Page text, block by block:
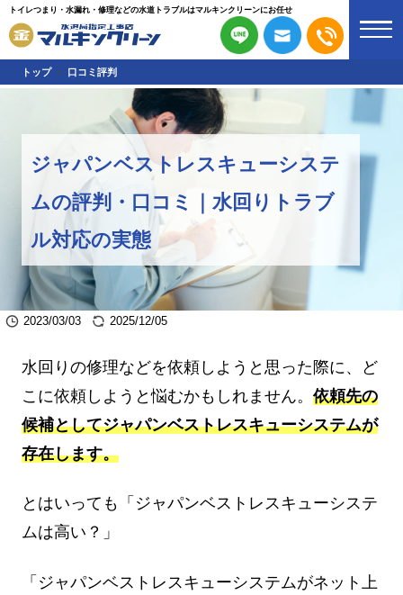
トイレつまり・水漏れ・修理などの水道トラブルはマルキンクリーンにお任せ
トップ 口コミ評判
ジャパンベストレスキューシステ
ムの評判・口コミ｜水回りトラブ
ル対応の実態
2023/03/03 2025/12/05
水回りの修理などを依頼しようと思った際に、ど
こに依頼しようと悩むかもしれません。 依頼先の
候補としてジャパンベストレスキューシステムが
存在します。
とはいっても「ジャパンベストレスキューシステ
ムは高い？」
「ジャパンベストレスキューシステムがネット上